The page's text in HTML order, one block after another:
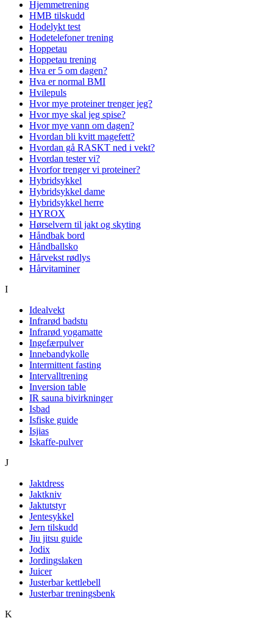
Hjemmetrening
HMB tilskudd
Hodelykt test
Hodetelefoner trening
Hoppetau
Hoppetau trening
Hva er 5 om dagen?
Hva er normal BMI
Hvilepuls
Hvor mye proteiner trenger jeg?
Hvor mye skal jeg spise?
Hvor mye vann om dagen?
Hvordan bli kvitt magefett?
Hvordan gå RASKT ned i vekt?
Hvordan tester vi?
Hvorfor trenger vi proteiner?
Hybridsykkel
Hybridsykkel dame
Hybridsykkel herre
HYROX
Hørselvern til jakt og skyting
Håndbak bord
Håndballsko
Hårvekst rødlys
Hårvitaminer
I
Idealvekt
Infrarød badstu
Infrarød yogamatte
Ingefærpulver
Innebandykolle
Intermittent fasting
Intervalltrening
Inversion table
IR sauna bivirkninger
Isbad
Isfiske guide
Isjias
Iskaffe-pulver
J
Jaktdress
Jaktkniv
Jaktutstyr
Jentesykkel
Jern tilskudd
Jiu jitsu guide
Jodix
Jordingslaken
Juicer
Justerbar kettlebell
Justerbar treningsbenk
K